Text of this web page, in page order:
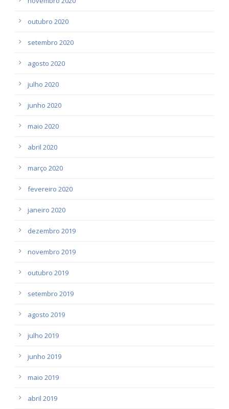
outubro 2020
setembro 2020
agosto 2020
julho 2020
junho 2020
maio 2020
abril 2020
março 2020
fevereiro 2020
janeiro 2020
dezembro 2019
novembro 2019
outubro 2019
setembro 2019
agosto 2019
julho 2019
junho 2019
maio 2019
abril 2019